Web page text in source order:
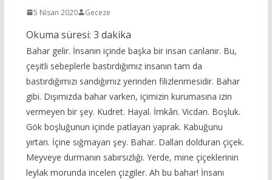
5 Nisan 2020 Geceze
Okuma süresi: 3 dakika
Bahar gelir. İnsanın içinde başka bir insan canlanır. Bu,
çeşitli sebeplerle bastırdığımız insanın tam da
bastırdığımızı sandığımız yerinden filizlenmesidir. Bahar
gibi. Dışımızda bahar varken, içimizin kurumasına izin
vermeyen bir şey. Kudret. Hayal. İmkân. Vicdan. Boşluk.
Gök boşluğunun içinde patlayan yaprak. Kabuğunu
yırtan. İçine sığmayan şey. Bahar. Dalları dolduran çiçek.
Meyveye durmanın sabırsızlığı. Yerde, mine çiçeklerinin
leylak morunda incelen çizgiler. Ah bu bahar! İnsanı